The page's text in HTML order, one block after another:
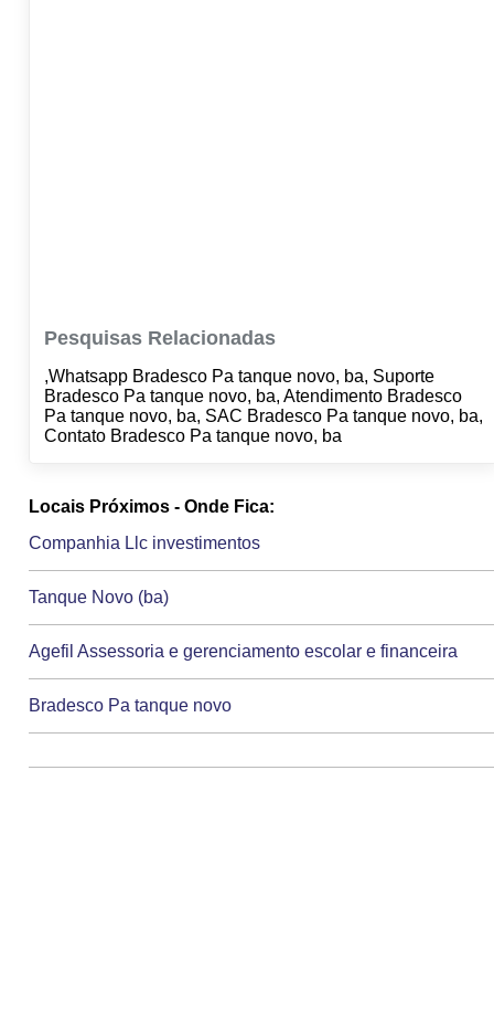
Pesquisas Relacionadas
,Whatsapp Bradesco Pa tanque novo, ba, Suporte
Bradesco Pa tanque novo, ba, Atendimento Bradesco
Pa tanque novo, ba, SAC Bradesco Pa tanque novo, ba,
Contato Bradesco Pa tanque novo, ba
Locais Próximos - Onde Fica:
Companhia Llc investimentos
Tanque Novo (ba)
Agefil Assessoria e gerenciamento escolar e financeira
Bradesco Pa tanque novo